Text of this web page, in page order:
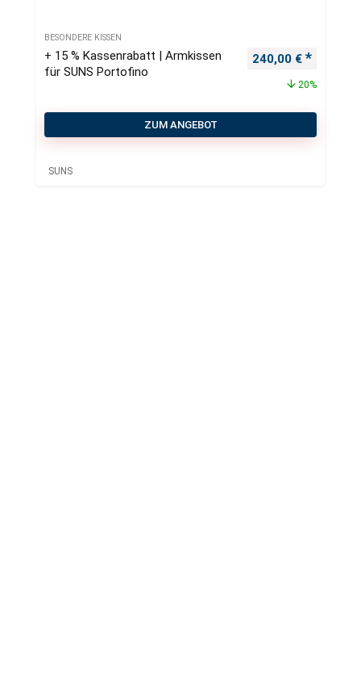
BESONDERE KISSEN
+ 15 % Kassenrabatt | Armkissen
für SUNS Portofino
Ursprünglicher
240,00 €
20%
ZUM ANGEBOT
SUNS